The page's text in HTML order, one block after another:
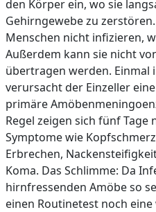
den Körper ein, wo sie
Gehirngewebe zu
Menschen nicht infizieren,
Außerdem kann sie nicht
übertragen werden. Einmal
verursacht der Einzeller
primäre
Regel zeigen sich fünf
Symptome wie
Erbrechen,
Koma. Das Schlimme: Da
hirnfressenden Amöbe so
einen Routinetest noch